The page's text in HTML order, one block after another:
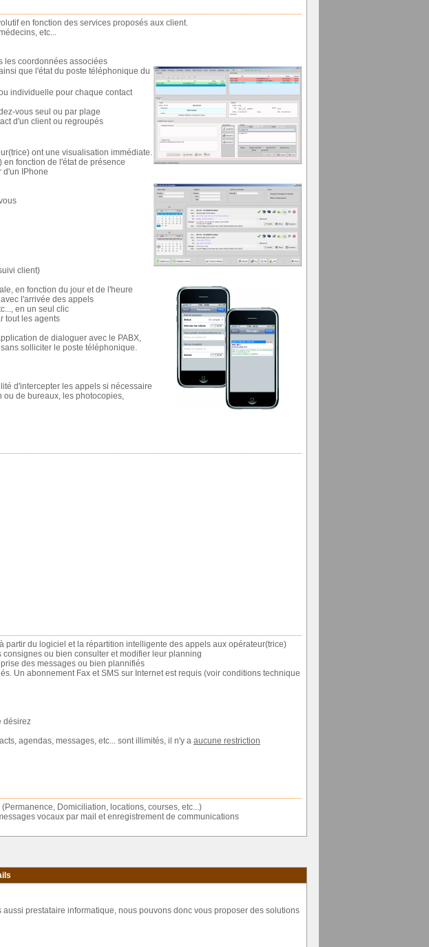
en fonction des services proposés aux client.
etc...
les coordonnées associées
que l'état du poste téléphonique du
individuelle pour chaque contact
vous seul ou par plage
d'un client ou regroupés
ont une visualisation immédiate.
fonction de l'état de présence
d'un IPhone
client)
en fonction du jour et de l'heure
l'arrivée des appels
en un seul clic
tout les agents
de dialoguer avec le PABX,
solliciter le poste téléphonique.
d'intercepter les appels si nécessaire
ou de bureaux, les photocopies,
du logiciel et la répartition intelligente des appels aux opérateur(trice)
ou bien consulter et modifier leur planning
des messages ou bien plannifiés
Un abonnement Fax et SMS sur Internet est requis (voir conditions technique
désirez
agendas, messages, etc... sont illimités, il n'y a aucune restriction
Domiciliation, locations, courses, etc...)
vocaux par mail et enregistrement de communications
prestataire informatique, nous pouvons donc vous proposer des solutions